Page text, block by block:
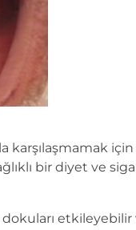
karşılaşmamak
bir diyet ve
etkileyebilir